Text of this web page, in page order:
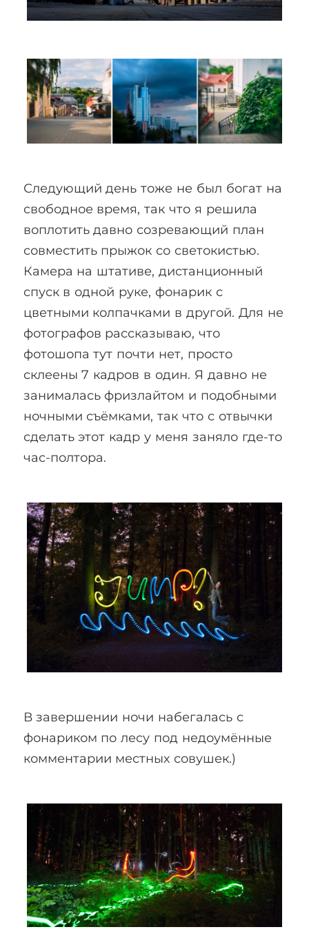
Следующий день тоже не был богат на
свободное время, так что я решила
воплотить давно созревающий план
совместить прыжок со светокистью.
Камера на штативе, дистанционный
спуск в одной руке, фонарик с
цветными колпачками в другой. Для не
фотографов рассказываю, что
фотошопа тут почти нет, просто
склеены 7 кадров в один. Я давно не
занималась фризлайтом и подобными
ночными съёмками, так что с отвычки
сделать этот кадр у меня заняло где-то
час-полтора.
В завершении ночи набегалась с
фонариком по лесу под недоумённые
комментарии местных совушек.)